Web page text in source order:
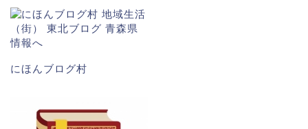
にほんブログ村